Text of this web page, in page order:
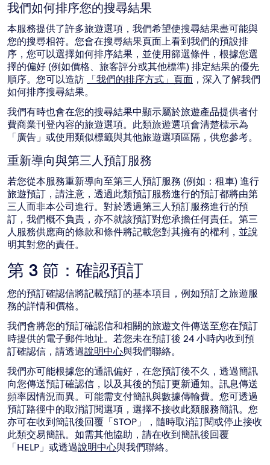
我們如何排序您的搜尋結果
本服務提供了許多旅遊選項，我們希望使搜尋結果盡可能與
您的搜尋相符。您會在搜尋結果頁面上看到我們的預設排
序，您可以選擇如何排序結果，並使用篩選條件，根據您選
擇的偏好 (例如價格、旅客評分或其他標準) 排定結果的優先
順序。您可以造訪
「我們的排序方式」頁面 ，深入了解我們
如何排序搜尋結果。
我們有時也會在您的搜尋結果中顯示屬於旅遊產品提供者付
費商業刊登內容的旅遊選項。此類旅遊選項會清楚標示為
「廣告」或使用類似標籤與其他旅遊選項區隔，供您參考。
重新導向與第三人預訂服務
若您從本服務重新導向至第三人預訂服務 (例如：租車) 進行
旅遊預訂，請注意，透過此類預訂服務進行的預訂都將由第
三人而非本公司進行。對於透過第三人預訂服務進行的預
訂，我們概不負責，亦不就該預訂對您承擔任何責任。第三
人服務供應商的條款和條件將記載您對其擁有的權利，並說
明其對您的責任。
第 3 節：確認預訂
您的預訂確認信將記載預訂的基本項目，例如預訂之旅遊服
務的詳情和價格。
我們會將您的預訂確認信和相關的旅遊文件傳送至您在預訂
時提供的電子郵件地址。若您未在預訂後 24 小時內收到預
訂確認信，請透過說明中心與我們聯絡。
我們亦可能根據您的通訊偏好，在您預訂後不久，透過簡訊
向您傳送預訂確認信，以及其後的預訂更新通知。訊息傳送
頻率因情況而異。可能需支付簡訊與數據傳輸費。您可透過
預訂路徑中的取消訂閱選項，選擇不接收此類服務簡訊。您
亦可在收到簡訊後回覆「STOP」，隨時取消訂閱或停止接收
此類交易簡訊。如需其他協助，請在收到簡訊後回覆
「HELP」或透過說明中心與我們聯絡。